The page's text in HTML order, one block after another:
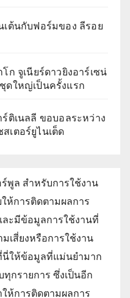
เต้นกับฟอร์มของ ลีรอย
ก จูเนียร์ดาวยิงอาร์เซน่
ดใหญ่เป็นครั้งแรก
ติเนลลี ขอบอลระหว่าง
เตอร์ยูไนเต็ด
พูล สำหรับการใช้งาน
ห้การติดตามผลการ
ะมีข้อมูลการใช้งานที่
มเสี่ยงหรือการใช้งาน
นี่ให้ข้อมูลที่แม่นยำมาก
กรายการ ซึ่งเป็นอีก
ห้การติดตามผลการ